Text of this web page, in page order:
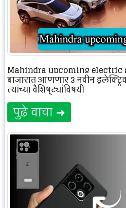
Mahindra upcoming electric
बाजारात आणणार 3 नवीन
त्यांच्या वैशिष्ट्यांविषयी
पुढे वाचा ➜